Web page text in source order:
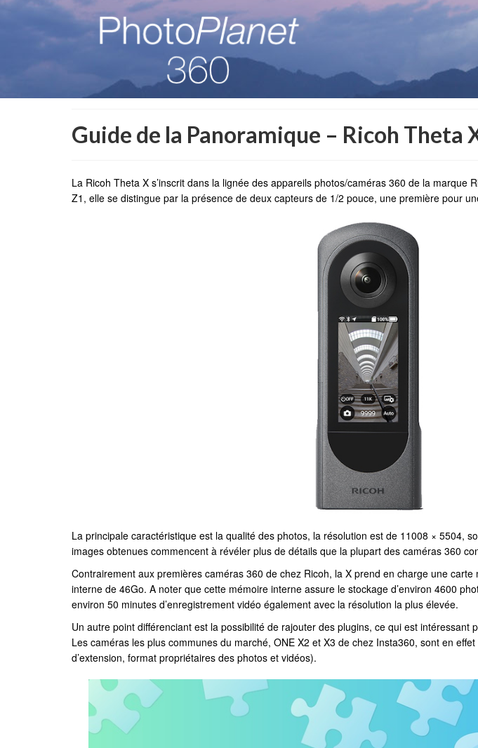
Guide de la Panoramique – Ricoh Theta
La Ricoh Theta X s’inscrit dans la lignée des appareils photos/caméras 360 de la marque
Z1, elle se distingue par la présence de deux capteurs de 1/2 pouce, une première pour
La principale caractéristique est la qualité des photos, la résolution est de 11008 × 5504,
images obtenues commencent à révéler plus de détails que la plupart des caméras 360
Contrairement aux premières caméras 360 de chez Ricoh, la X prend en charge une carte
interne de 46Go. A noter que cette mémoire interne assure le stockage d’environ 4600
environ 50 minutes d’enregistrement vidéo également avec la résolution la plus élevée.
Un autre point différenciant est la possibilité de rajouter des plugins, ce qui est intéressant
Les caméras les plus communes du marché, ONE X2 et X3 de chez Insta360, sont en
d’extension, format propriétaires des photos et vidéos).